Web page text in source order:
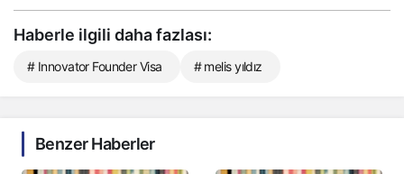
Haberle ilgili daha fazlası:
# Innovator Founder Visa # melis yıldız
Benzer Haberler